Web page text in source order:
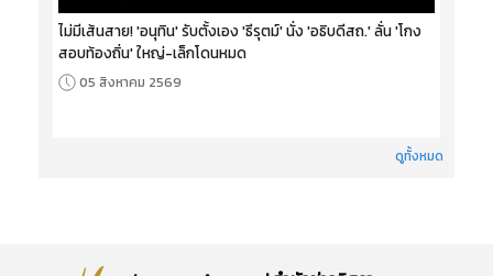
ไม่มีเส้นสาย! 'อนุทิน' รับตั้งเอง 'ธีรุตม์' นั่ง 'อธิบดีสถ.' ลั่น 'โกง
สอบท้องถิ่น' ใหญ่-เล็กโดนหมด
05 สิงหาคม 2569
ดูทั้งหมด